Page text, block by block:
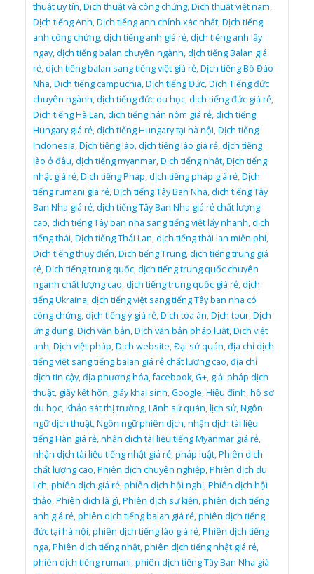
thuật uy tín,Dịch thuật và công chứng,Dịch thuật việt nam,
Dịch tiếng Anh,Dịch tiếng anh chính xác nhất,Dịch tiếng
anh công chứng,dịch tiếng anh giá rẻ,dịch tiếng anh lấy
ngay,dịch tiếng balan chuyên ngành,dịch tiếng Balan giá
rẻ,dịch tiếng balan sang tiếng việt giá rẻ,Dịch tiếng Bồ Đào
Nha,Dịch tiếng campuchia,Dịch tiếng Đức,Dịch Tiếng đức
chuyên ngành,dịch tiếng đức du học,dịch tiếng đức giá rẻ,
Dịch tiếng Hà Lan,dịch tiếng hán nôm giá rẻ,dịch tiếng
Hungary giá rẻ,dịch tiếng Hungary tại hà nội,Dịch tiếng
Indonesia,Dịch tiếng lào,dịch tiếng lào giá rẻ,dịch tiếng
lào ở đâu,dịch tiếng myanmar,Dịch tiếng nhật,Dịch tiếng
nhật giá rẻ,Dịch tiếng Pháp,dịch tiếng pháp giá rẻ,Dịch
tiếng rumani giá rẻ,Dịch tiếng Tây Ban Nha,dịch tiếng Tây
Ban Nha giá rẻ,dịch tiếng Tây Ban Nha giá rẻ chất lượng
cao,dịch tiếng Tây ban nha sang tiếng việt lấy nhanh,dịch
tiếng thái,Dịch tiếng Thái Lan,dịch tiếng thái lan miễn phí,
Dịch tiếng thụy điển,Dịch tiếng Trung,dịch tiếng trung giá
rẻ,Dịch tiếng trung quốc,dịch tiếng trung quốc chuyên
ngành chất lượng cao,dịch tiếng trung quốc giá rẻ,dịch
tiếng Ukraina,dịch tiếng việt sang tiếng Tây ban nha có
công chứng,dịch tiếng ý giá rẻ,Dịch tòa án,Dịch tour,Dịch
ứng dụng,Dịch văn bản,Dịch văn bản pháp luật,Dịch việt
anh,Dịch việt pháp,Dịch website,Đại sứ quán,địa chỉ dịch
tiếng việt sang tiếng balan giá rẻ chất lượng cao,địa chỉ
dịch tin cậy,địa phương hóa,facebook,G+, giải pháp dịch
thuật, giấy kết hôn, giấy khai sinh,Google,Hiệu đính,hồ sơ
du học,Khảo sát thị trường,Lãnh sứ quán,lịch sử,Ngôn
ngữ dịch thuật,Ngôn ngữ phiên dịch,nhận dịch tài liệu
tiếng Hàn giá rẻ,nhận dịch tài liệu tiếng Myanmar giá rẻ,
nhận dịch tài liệu tiếng nhật giá rẻ,pháp luật,Phiên dịch
chất lượng cao,Phiên dịch chuyên nghiệp,Phiên dịch du
lịch,phiên dịch giá rẻ,phiên dịch hội nghị,Phiên dịch hội
thảo,Phiên dịch là gì,Phiên dịch sự kiện,phiên dịch tiếng
anh giá rẻ,phiên dịch tiếng balan giá rẻ,phiên dịch tiếng
đức tại hà nội,phiên dịch tiếng lào giá rẻ,Phiên dịch tiếng
nga,Phiên dịch tiếng nhật,phiên dịch tiếng nhật giá rẻ,
phiên dịch tiếng rumani,phiên dịch tiếng Tây Ban Nha giá